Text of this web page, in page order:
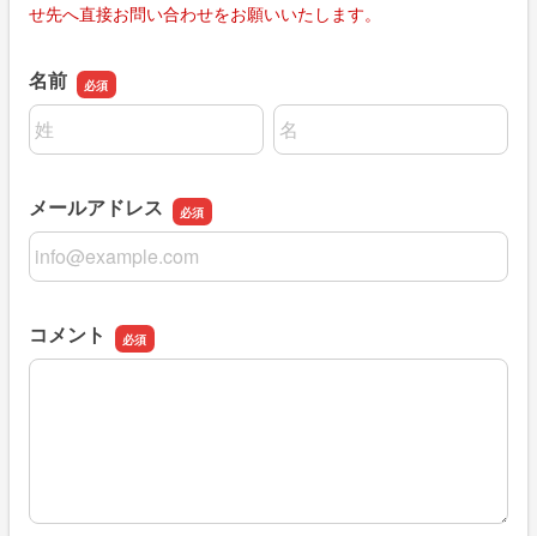
せ先へ直接お問い合わせをお願いいたします。
名前
名前の姓
名前の名
メールアドレス
メールアドレス
コメント
コメント